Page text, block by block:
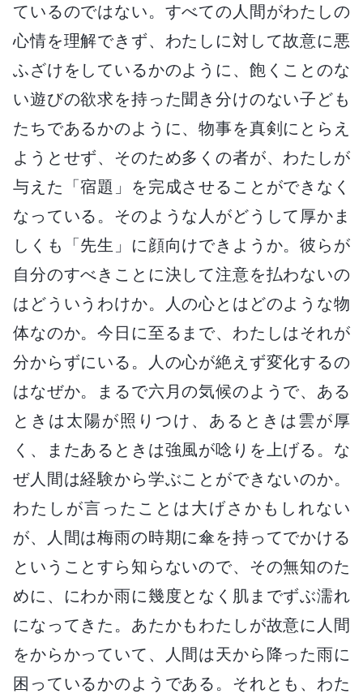
ているのではない。すべての人間がわたしの
心情を理解できず、わたしに対して故意に悪
ふざけをしているかのように、飽くことのな
い遊びの欲求を持った聞き分けのない子ども
たちであるかのように、物事を真剣にとらえ
ようとせず、そのため多くの者が、わたしが
与えた「宿題」を完成させることができなく
なっている。そのような人がどうして厚かま
しくも「先生」に顔向けできようか。彼らが
自分のすべきことに決して注意を払わないの
はどういうわけか。人の心とはどのような物
体なのか。今日に至るまで、わたしはそれが
分からずにいる。人の心が絶えず変化するの
はなぜか。まるで六月の気候のようで、ある
ときは太陽が照りつけ、あるときは雲が厚
く、またあるときは強風が唸りを上げる。な
ぜ人間は経験から学ぶことができないのか。
わたしが言ったことは大げさかもしれない
が、人間は梅雨の時期に傘を持ってでかける
ということすら知らないので、その無知のた
めに、にわか雨に幾度となく肌までずぶ濡れ
になってきた。あたかもわたしが故意に人間
をからかっていて、人間は天から降った雨に
困っているかのようである。それとも、わた